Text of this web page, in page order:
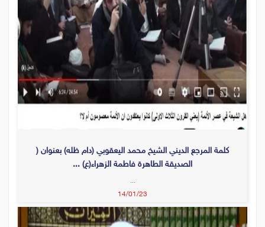
كلمة المرجع الديني الشيخ محمد اليعقوبي (دام ظله) بعنوان (
الصديقة الطاهرة فاطمة الزهراء(ع) ...
...
14/01/23